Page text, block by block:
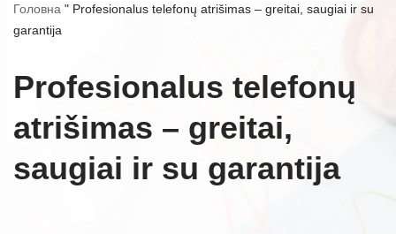
Головна " Profesionalus telefonų atrišimas – greitai, saugiai ir su
garantija
Profesionalus telefonų
atrišimas – greitai,
saugiai ir su garantija